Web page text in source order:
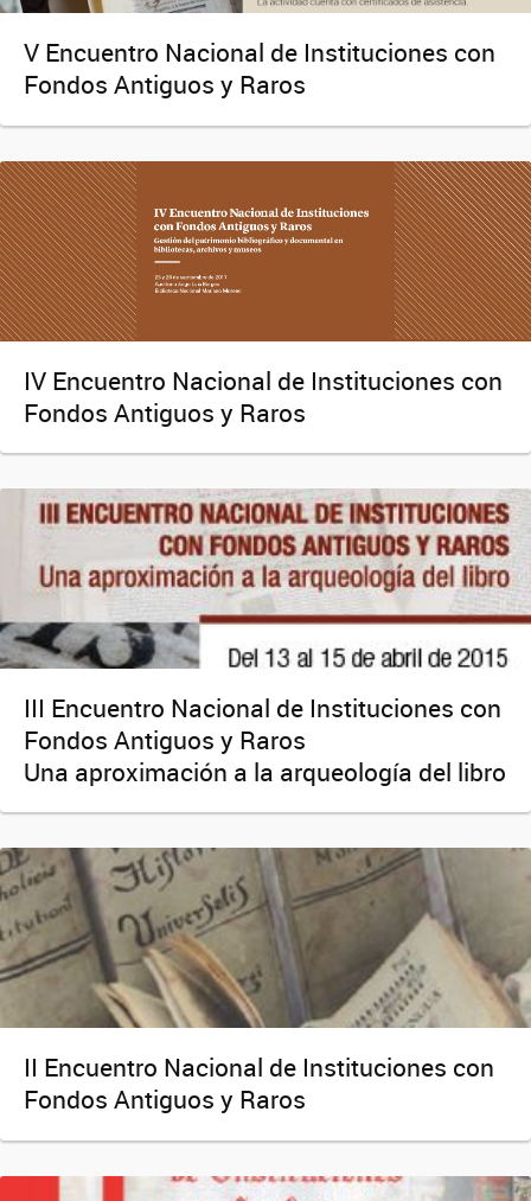
V Encuentro Nacional de Instituciones con
Fondos Antiguos y Raros
IV Encuentro Nacional de Instituciones con
Fondos Antiguos y Raros
III Encuentro Nacional de Instituciones con
Fondos Antiguos y Raros
Una aproximación a la arqueología del libro
II Encuentro Nacional de Instituciones con
Fondos Antiguos y Raros